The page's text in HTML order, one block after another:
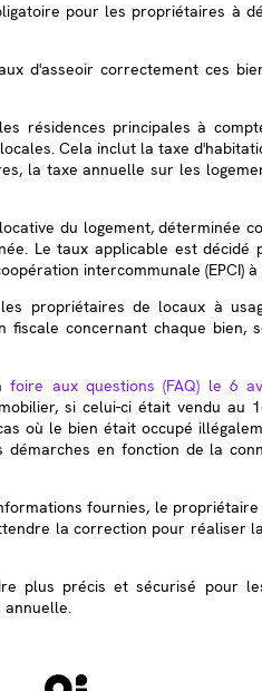
pour les propriétaires à
d'asseoir correctement ces
résidences principales à
Cela inclut la taxe
la taxe annuelle sur les
du logement, déterminée
Le taux applicable est décidé
intercommunale (EPCI)
propriétaires de locaux à
concernant chaque bien,
foire aux questions (FAQ) le 6
si celui-ci était vendu au
où le bien était occupé
en fonction de la
fournies, le
la correction pour réaliser
plus précis et sécurisé pour
annuelle.